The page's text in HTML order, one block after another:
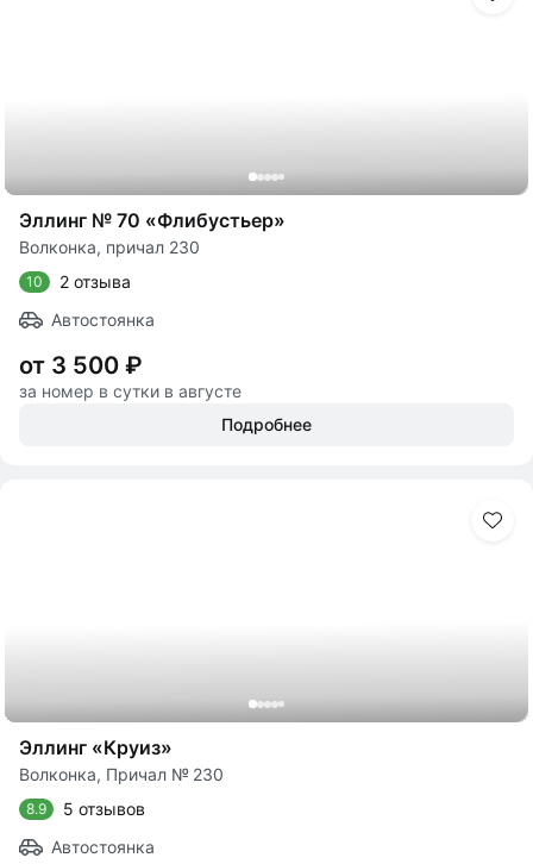
Эллинг № 70 «Флибустьер»
Волконка, причал 230
10
2 отзыва
Автостоянка
от 3 500 ₽
за номер в сутки в августе
Подробнее
Эллинг «Круиз»
Волконка, Причал № 230
8.9
5 отзывов
Автостоянка